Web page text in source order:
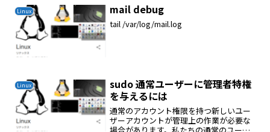
Linux mail debug
tail /var/log/mail.log
Linux
sudo 通常ユーザーに管理者特権
を与えるには
通常のアカウント権限を持つ新しいユー
ザーアカウントが管理上の作業が必要な
場合があります。私たちの通常のユーザ